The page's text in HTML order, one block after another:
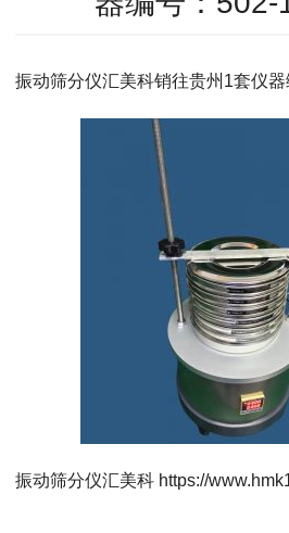
振动筛分仪汇美科销往贵州1套仪
振动筛分仪汇美科 https://